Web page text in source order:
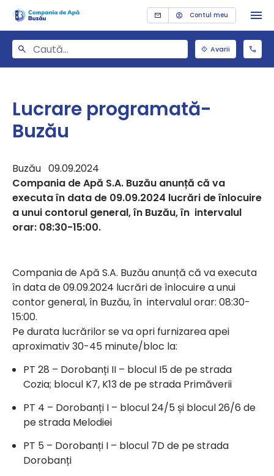
Contul meu
Avarii
Lucrare programată-
Buzău
Buzău 09.09.2024
Compania de Apă S.A. Buzău anunță că va
executa în data de 09.09.2024 lucrări de înlocuire
a unui contorul general, în Buzău, în intervalul
orar: 08:30-15:00.
Compania de Apă S.A. Buzău anunță că va executa
în data de 09.09.2024 lucrări de înlocuire a unui
contor general, în Buzău, în intervalul orar: 08:30-
15:00.
Pe durata lucrărilor se va opri furnizarea apei
aproximativ 30-45 minute/bloc la:
PT 28 – Dorobanți II – blocul I5 de pe strada
Cozia; blocul K7, K13 de pe strada Primăverii
PT 4 – Dorobanți I – blocul 24/5 și blocul 26/6 de
pe strada Melodiei
PT 5 – Dorobanți I – blocul 7D de pe strada
Dorobanți